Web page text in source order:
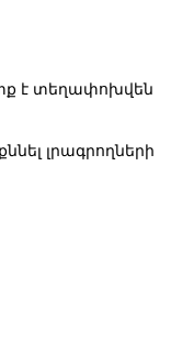
է տեղափոխվեն